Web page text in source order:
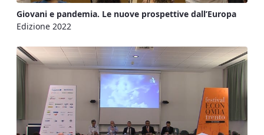
Giovani e pandemia. Le nuove prospettive dall’Europa
Edizione 2022